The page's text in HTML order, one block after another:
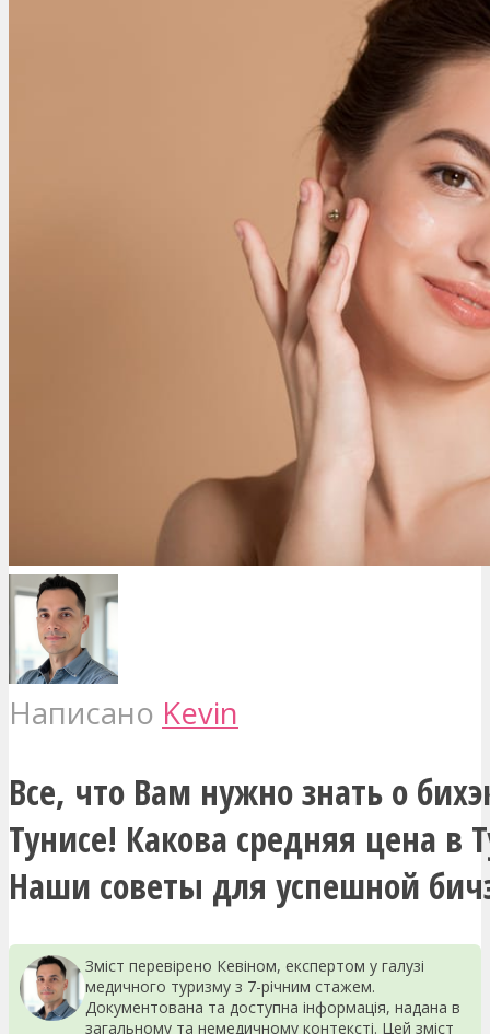
Написано Kevin
Все, что Вам нужно знать о
Тунисе! Какова средняя цена в
Наши советы для успешной
Зміст перевірено Кевіном, експертом у галузі
медичного туризму з 7-річним стажем.
Документована та доступна інформація, надана в
загальному та немедичному контексті. Цей зміст